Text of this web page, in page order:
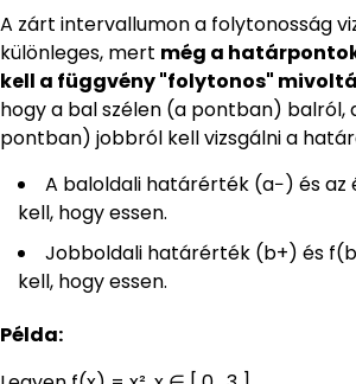
A zárt intervallumon a folytonosság
különleges, mert még a
kell a függvény "folytonos"
hogy a bal szélen (a pontban) balról,
pontban) jobbról kell vizsgálni a
A baloldali határérték (a−) és
kell, hogy essen.
Jobboldali határérték (b+) és
kell, hogy essen.
Példa: